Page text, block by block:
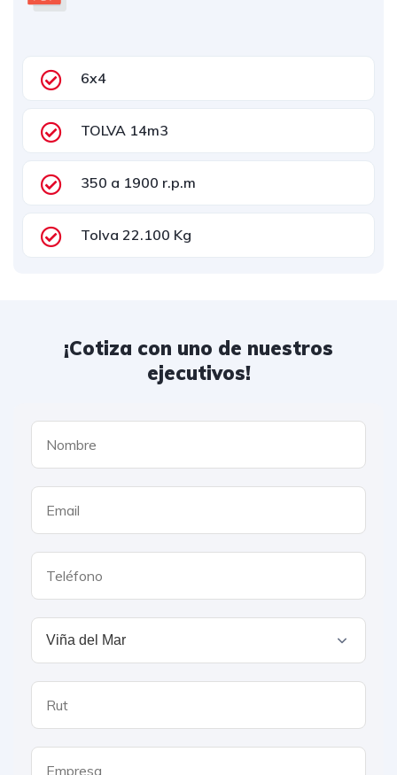
6x4
TOLVA 14m3
350 a 1900 r.p.m
Tolva 22.100 Kg
¡Cotiza con uno de nuestros
ejecutivos!